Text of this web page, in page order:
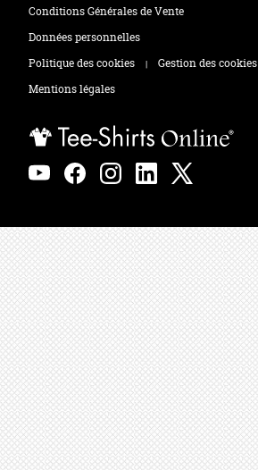
Zones de marquage
Polos
Sweats
Conditions Générales de Vente
Données personnelles
Politique des cookies
|
Gestion des cookies
Mentions légales